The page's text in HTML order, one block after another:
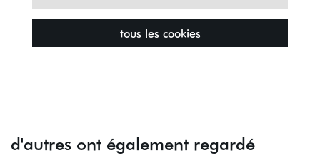
tous les cookies
d'autres ont également regardé